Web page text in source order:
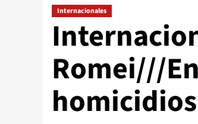
Internacionales
Romei///